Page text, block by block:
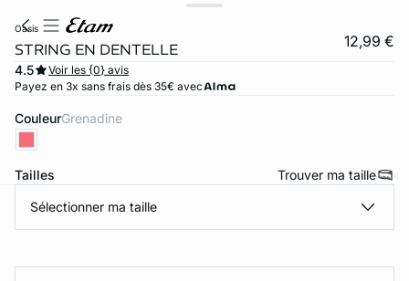
oasis
STRING EN DENTELLE 12,99 €
4.5
Voir les {0} avis
Payez en 3x sans frais dès 35€ avec
Couleur grenadine
Tailles Trouver ma taille
Sélectionner ma taille